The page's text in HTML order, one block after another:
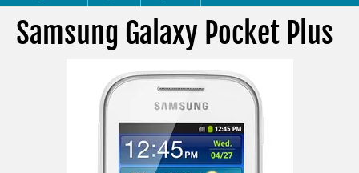
Samsung Galaxy Pocket Plus